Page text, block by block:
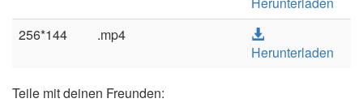
256*144
.mp4
Herunterladen
Teile mit deinen Freunden: